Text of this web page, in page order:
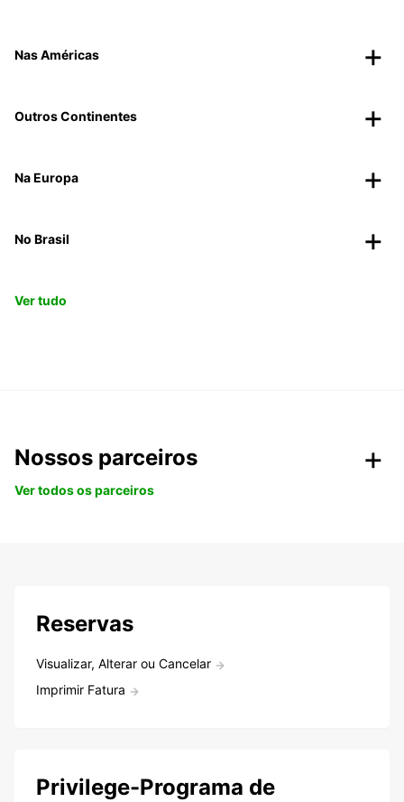
Nas Américas
Outros Continentes
Na Europa
No Brasil
Ver tudo
Nossos parceiros
Ver todos os parceiros
Reservas
Visualizar, Alterar ou Cancelar
Imprimir Fatura
Privilege-Programa de